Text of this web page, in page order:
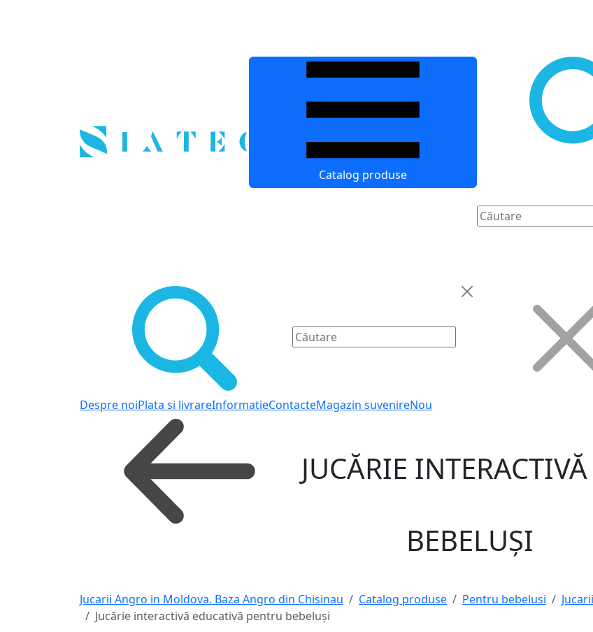
Catalog produse
Despre noiPlata si livrareInformatieContacteMagazin suvenireNou
JUCĂRIE
BEBELUȘI
Jucarii Angro in Moldova. Baza Angro din Chisinau Catalog produse Pentru bebelusi
Jucărie interactivă educativă pentru bebeluși